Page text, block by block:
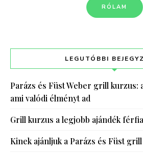
RÓLAM
LEGUTÓBBI
Parázs és Füst Weber grill kurzus:
ami valódi élményt ad
Grill kurzus a legjobb ajándék
Kinek ajánljuk a Parázs és Füst